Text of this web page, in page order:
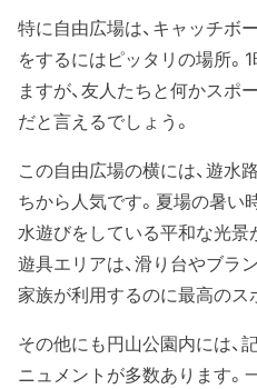
特に自由広場は、キャッチボ
をするにはピッタリの場所。
ますが、友人たちと何かスポ
だと言えるでしょう。
この自由広場の横には、遊水
ちから人気です。夏場の暑い
水遊びをしている平和な光景
遊具エリアは、滑り台やブラ
家族が利用するのに最高のス
その他にも円山公園内には、
ニュメントが多数あります。